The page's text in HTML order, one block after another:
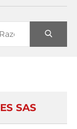
SAS